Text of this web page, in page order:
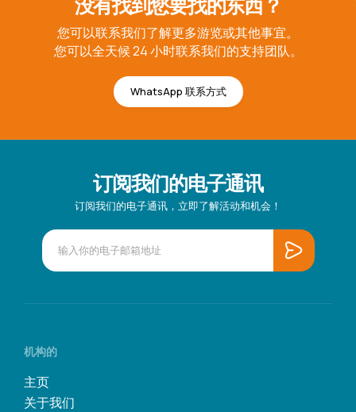
您可以联系我们了解更多游览或其他事宜。
您可以全天候 24 小时联系我们的支持团队。
WhatsApp 联系方式
订阅我们的电子通讯
订阅我们的电子通讯，立即了解活动和机会！
机构的
主页
关于我们